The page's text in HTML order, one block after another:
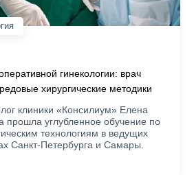
гинекологии: врач
хирургические методики
клиники «Консилиум» Елена
прошла углубленное обучение по
технологиям в ведущих
Санкт-Петербурга и Самары.